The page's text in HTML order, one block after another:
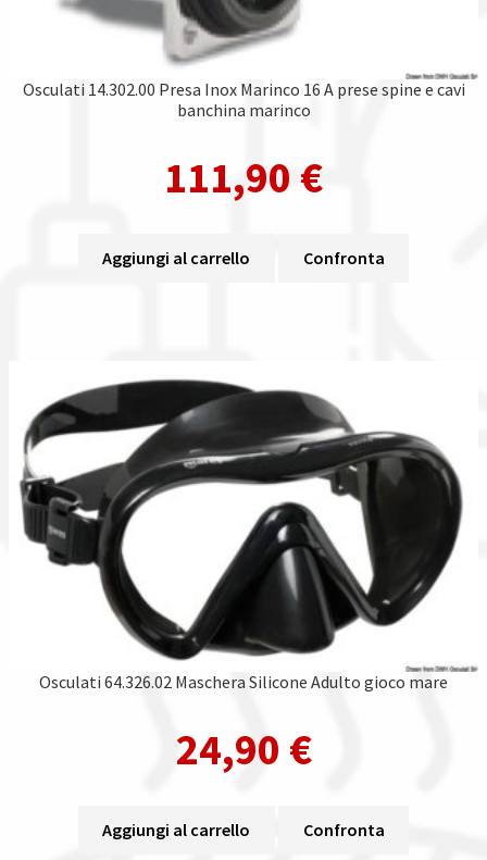
Osculati 14.302.00 Presa Inox Marinco 16 A prese spine e cavi
banchina marinco
111,90 €
Aggiungi al carrello Confronta
Osculati 64.326.02 Maschera Silicone Adulto gioco mare
24,90 €
Aggiungi al carrello Confronta